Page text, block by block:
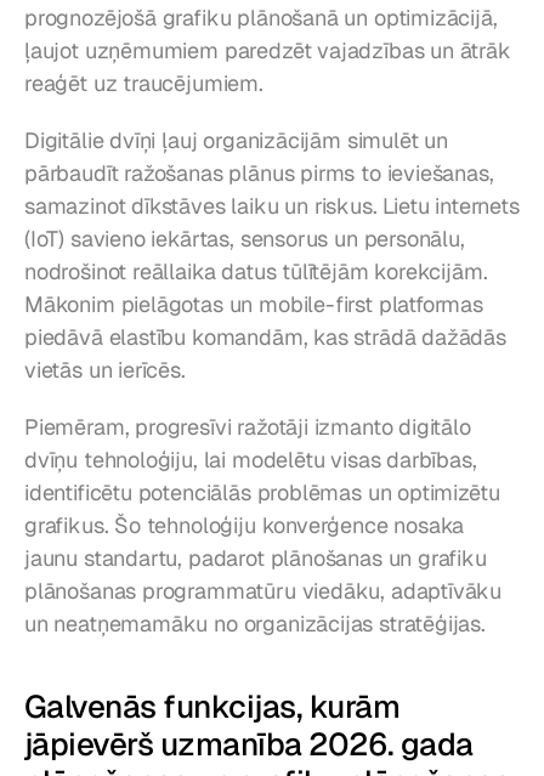
prognozējošā grafiku plānošanā un optimizācijā,
ļaujot uzņēmumiem paredzēt vajadzības un ātrāk
reaģēt uz traucējumiem.
Digitālie dvīņi ļauj organizācijām simulēt un
pārbaudīt ražošanas plānus pirms to ieviešanas,
samazinot dīkstāves laiku un riskus. Lietu internets
(IoT) savieno iekārtas, sensorus un personālu,
nodrošinot reāllaika datus tūlītējām korekcijām.
Mākonim pielāgotas un mobile-first platformas
piedāvā elastību komandām, kas strādā dažādās
vietās un ierīcēs.
Piemēram, progresīvi ražotāji izmanto digitālo
dvīņu tehnoloģiju, lai modelētu visas darbības,
identificētu potenciālās problēmas un optimizētu
grafikus. Šo tehnoloģiju konverģence nosaka
jaunu standartu, padarot plānošanas un grafiku
plānošanas programmatūru viedāku, adaptīvāku
un neatņemamāku no organizācijas stratēģijas.
Galvenās funkcijas, kurām
jāpievērš uzmanība 2026. gada